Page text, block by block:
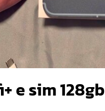
e sim 128gb